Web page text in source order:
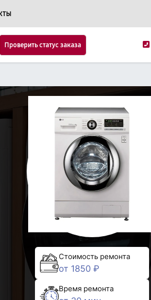
Проверить статус заказа
Стоимость ремонта
от 1850 ₽
Время ремонта